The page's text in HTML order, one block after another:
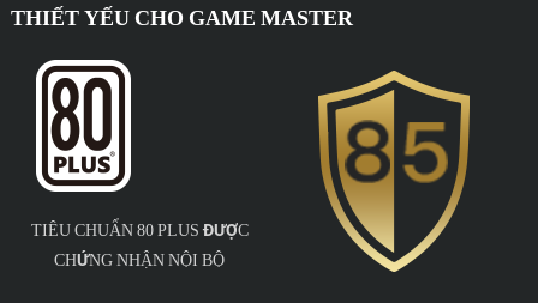
THIẾT YẾU CHO GAME MASTER
TIÊU CHUẨN 80 PLUS ĐƯỢC
CHỨNG NHẬN NỘI BỘ